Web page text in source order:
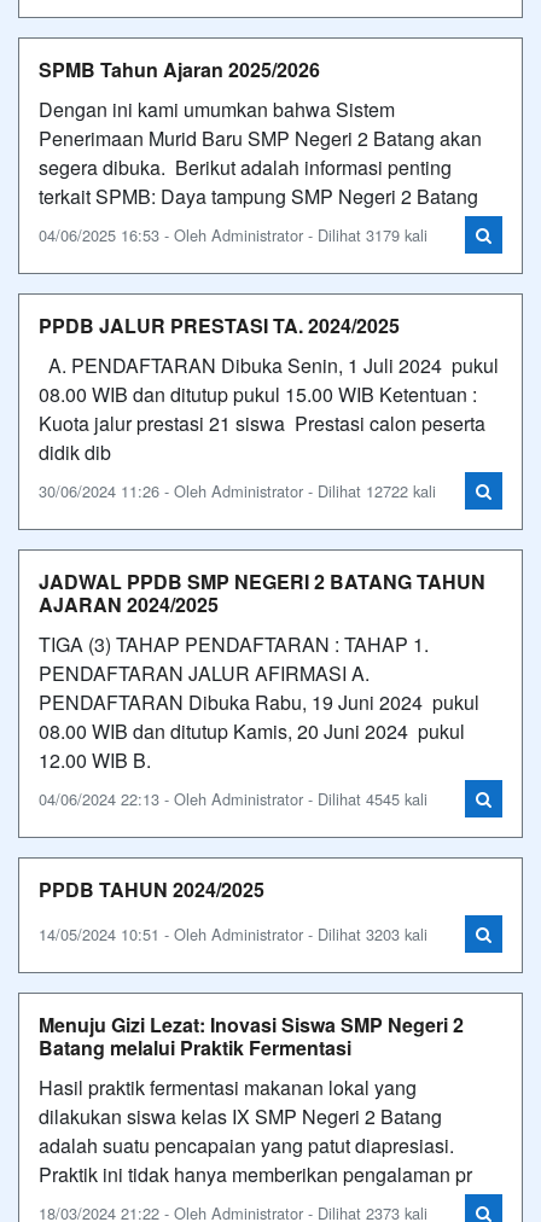
SPMB Tahun Ajaran 2025/2026
Dengan ini kami umumkan bahwa Sistem
Penerimaan Murid Baru SMP Negeri 2 Batang akan
segera dibuka. Berikut adalah informasi penting
terkait SPMB: Daya tampung SMP Negeri 2 Batang
04/06/2025 16:53 - Oleh Administrator - Dilihat 3179 kali
PPDB JALUR PRESTASI TA. 2024/2025
A. PENDAFTARAN Dibuka Senin, 1 Juli 2024 pukul
08.00 WIB dan ditutup pukul 15.00 WIB Ketentuan :
Kuota jalur prestasi 21 siswa Prestasi calon peserta
didik dib
30/06/2024 11:26 - Oleh Administrator - Dilihat 12722 kali
JADWAL PPDB SMP NEGERI 2 BATANG TAHUN
AJARAN 2024/2025
TIGA (3) TAHAP PENDAFTARAN : TAHAP 1.
PENDAFTARAN JALUR AFIRMASI A.
PENDAFTARAN Dibuka Rabu, 19 Juni 2024 pukul
08.00 WIB dan ditutup Kamis, 20 Juni 2024 pukul
12.00 WIB B.
04/06/2024 22:13 - Oleh Administrator - Dilihat 4545 kali
PPDB TAHUN 2024/2025
14/05/2024 10:51 - Oleh Administrator - Dilihat 3203 kali
Menuju Gizi Lezat: Inovasi Siswa SMP Negeri 2
Batang melalui Praktik Fermentasi
Hasil praktik fermentasi makanan lokal yang
dilakukan siswa kelas IX SMP Negeri 2 Batang
adalah suatu pencapaian yang patut diapresiasi.
Praktik ini tidak hanya memberikan pengalaman pr
18/03/2024 21:22 - Oleh Administrator - Dilihat 2373 kali